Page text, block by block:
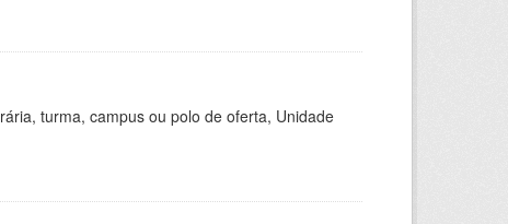
turma, campus ou polo de oferta, Unidade